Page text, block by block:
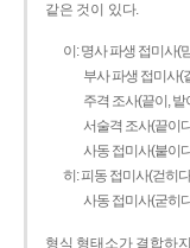
같은 것이 있다.
이: 명사 파생 접미사(
부사 파생 접미사(
주격 조사(끝이, 밭
서술격 조사(끝이
사동 접미사(붙이
히: 피동 접미사(걷히
사동 접미사(굳히
형식 형태소가 결합하